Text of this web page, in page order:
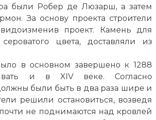
были Робер де Люзарш, а затем
За основу проекта строители
проект. Камень для
цвета, доставляли из
в основном завершено к 1288
и в XIV веке. Согласно
были быть в два раза шире и
решили остановиться, возведя
не поднимаются над кровлей